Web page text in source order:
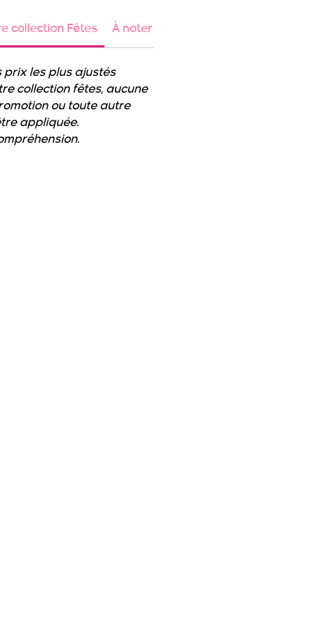
collection Fêtes À noter sur notre collection collants
prix les plus ajustés
collection fêtes, aucune
ou toute autre
appliquée.